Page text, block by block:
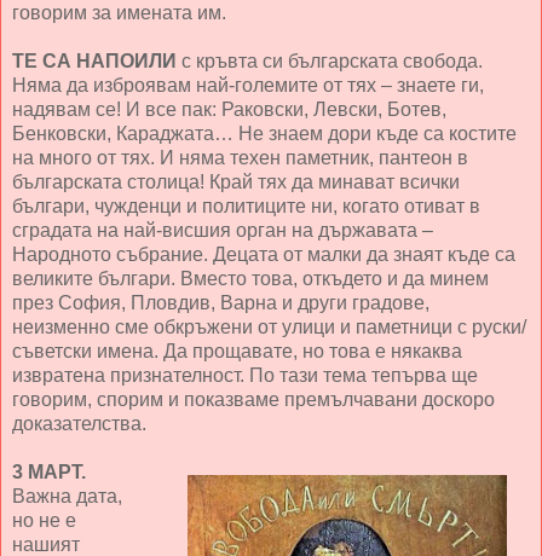
говорим за имената им.
ТЕ СА НАПОИЛИ с кръвта си българската свобода.
Няма да изброявам най-големите от тях – знаете ги,
надявам се! И все пак: Раковски, Левски, Ботев,
Бенковски, Караджата… Не знаем дори къде са костите
на много от тях. И няма техен паметник, пантеон в
българската столица! Край тях да минават всички
българи, чужденци и политиците ни, когато отиват в
сградата на най-висшия орган на държавата –
Народното събрание. Децата от малки да знаят къде са
великите българи. Вместо това, откъдето и да минем
през София, Пловдив, Варна и други градове,
неизменно сме обкръжени от улици и паметници с руски/
съветски имена. Да прощавате, но това е някаква
извратена признателност. По тази тема тепърва ще
говорим, спорим и показваме премълчавани доскоро
доказателства.
3 МАРТ.
Важна дата,
но не е
нашият